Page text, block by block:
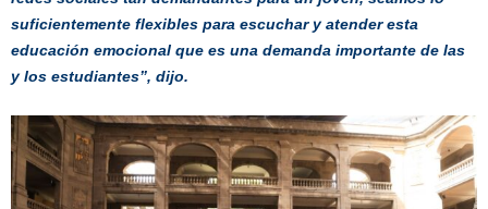
suficientemente flexibles para escuchar y atender esta
educación emocional que es una demanda importante de las
y los estudiantes”, dijo.